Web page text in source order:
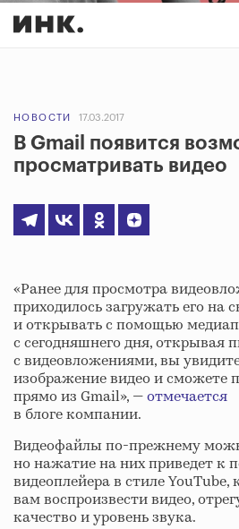
НОВОСТИ 17.03.2017
В Gmail появится
просматривать видео
«Ранее для просмотра
приходилось загружать его на
и открывать с помощью
с сегодняшнего дня, открывая
с видеовложениями, вы
изображение видео и сможете
прямо из Gmail», —отмечается
в блоге компании.
Видеофайлы по-прежнему
но нажатие на них приведет к
видеоплейера в стиле
вам воспроизвести видео,
качество и уровень звука.